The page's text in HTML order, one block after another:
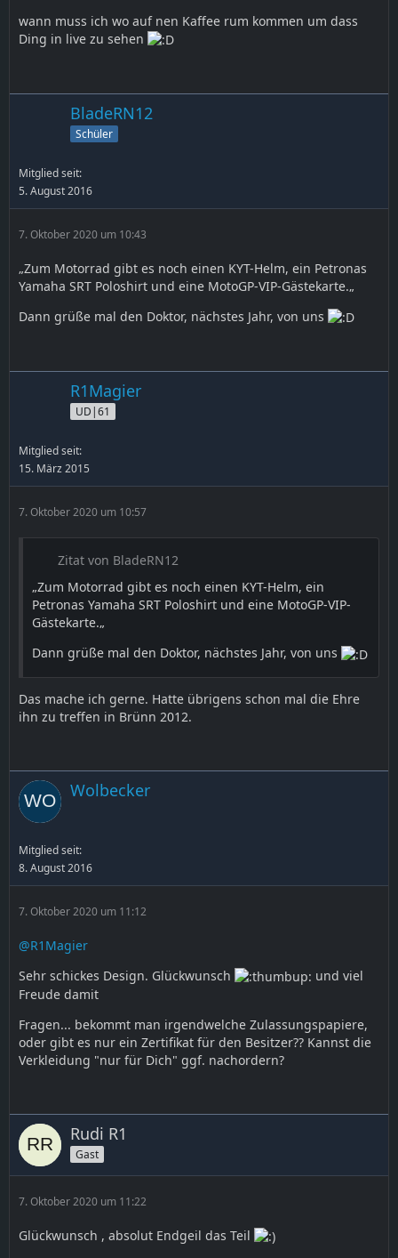
wann muss ich wo auf nen Kaffee rum kommen um dass
Ding in live zu sehen
BladeRN12
Schüler
Mitglied seit:
5. August 2016
7. Oktober 2020 um 10:43
„Zum Motorrad gibt es noch einen KYT-Helm, ein Petronas
Yamaha SRT Poloshirt und eine MotoGP-VIP-Gästekarte.„
Dann grüße mal den Doktor, nächstes Jahr, von uns
R1Magier
UD|61
Mitglied seit:
15. März 2015
7. Oktober 2020 um 10:57
Zitat von BladeRN12
„Zum Motorrad gibt es noch einen KYT-Helm, ein
Petronas Yamaha SRT Poloshirt und eine MotoGP-VIP-
Gästekarte.„
Dann grüße mal den Doktor, nächstes Jahr, von uns
Das mache ich gerne. Hatte übrigens schon mal die Ehre
ihn zu treffen in Brünn 2012.
Wolbecker
Mitglied seit:
8. August 2016
7. Oktober 2020 um 11:12
@R1Magier
Sehr schickes Design. Glückwunsch
und viel
Freude damit
Fragen... bekommt man irgendwelche Zulassungspapiere,
oder gibt es nur ein Zertifikat für den Besitzer?? Kannst die
Verkleidung "nur für Dich" ggf. nachordern?
Rudi R1
Gast
7. Oktober 2020 um 11:22
Glückwunsch , absolut Endgeil das Teil